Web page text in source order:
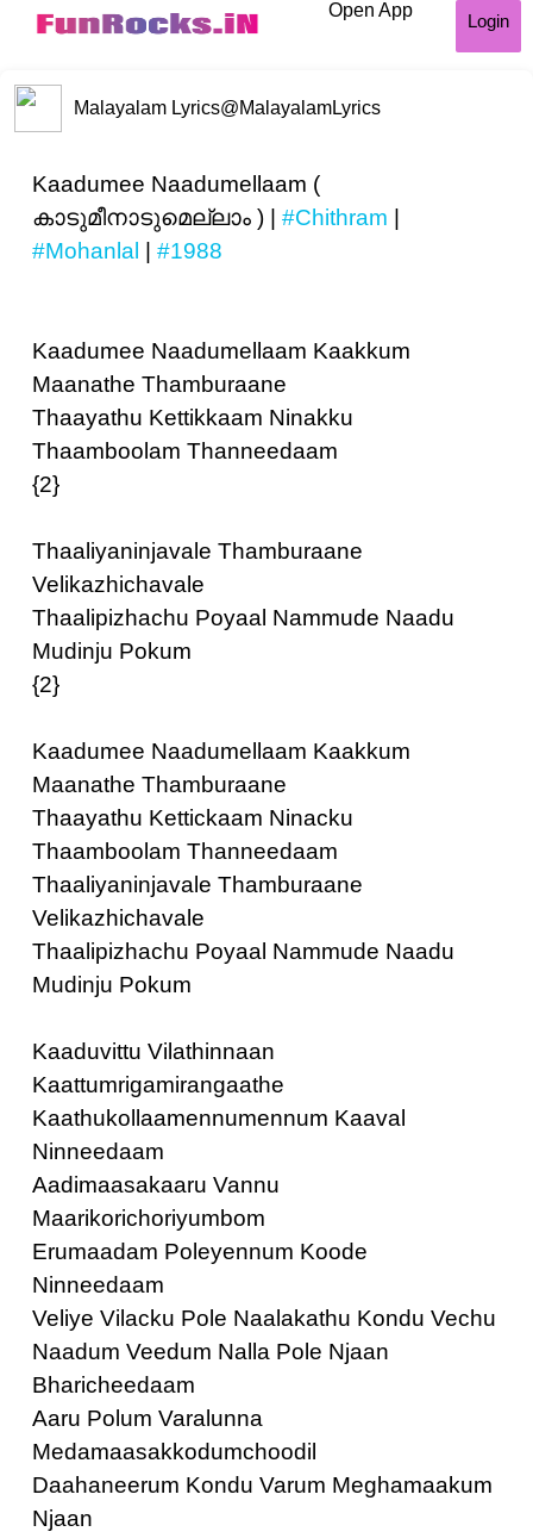
Open App
Login
Malayalam Lyrics@MalayalamLyrics
Kaadumee Naadumellaam (
കാടുമീനാടുമെല്ലാം ) | #Chithram
#Mohanlal
#1988
Kaadumee Naadumellaam Kaakkum
Maanathe Thamburaane
Thaayathu Kettikkaam Ninakku
Thaamboolam Thanneedaam
{2}
Thaaliyaninjavale Thamburaane
Velikazhichavale
Thaalipizhachu Poyaal Nammude Naadu
Mudinju Pokum
{2}
Kaadumee Naadumellaam Kaakkum
Maanathe Thamburaane
Thaayathu Kettickaam Ninacku
Thaamboolam Thanneedaam
Thaaliyaninjavale Thamburaane
Velikazhichavale
Thaalipizhachu Poyaal Nammude Naadu
Mudinju Pokum
Kaaduvittu Vilathinnaan
Kaattumrigamirangaathe
Kaathukollaamennumennum Kaaval
Ninneedaam
Aadimaasakaaru Vannu
Maarikorichoriyumbom
Erumaadam Poleyennum Koode
Ninneedaam
Veliye Vilacku Pole Naalakathu Kondu Vechu
Naadum Veedum Nalla Pole Njaan
Bharicheedaam
Aaru Polum Varalunna
Medamaasakkodumchoodil
Daahaneerum Kondu Varum Meghamaakum
Njaan